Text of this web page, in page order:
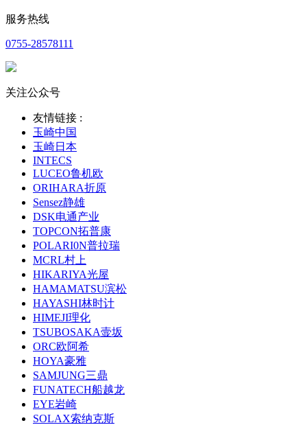
服务热线
0755-28578111
关注公众号
友情链接 :
玉崎中国
玉崎日本
INTECS
LUCEO鲁机欧
ORIHARA折原
Sensez静雄
DSK电通产业
TOPCON拓普康
POLARI0N普拉瑞
MCRL村上
HIKARIYA光屋
HAMAMATSU滨松
HAYASHI林时计
HIMEJI理化
TSUBOSAKA壸坂
ORC欧阿希
HOYA豪雅
SAMJUNG三鼎
FUNATECH船越龙
EYE岩崎
SOLAX索纳克斯